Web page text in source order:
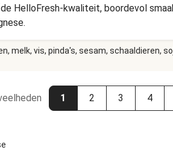
HelloFresh-kwaliteit, boordevol
melk, vis, pinda's, sesam, schaaldieren,
1 2 3 4